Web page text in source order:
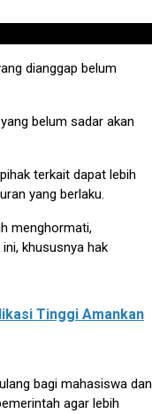
dianggap belum
belum sadar akan
terkait dapat lebih
yang berlaku.
menghormati,
khususnya hak
Tinggi Amankan
bagi mahasiswa dan
agar lebih